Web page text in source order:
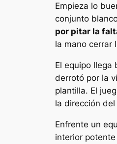
Empieza lo
conjunto
por pitar la
la mano cerrar
El equipo llega
derrotó por la
plantilla. El
la dirección
Enfrente un
interior